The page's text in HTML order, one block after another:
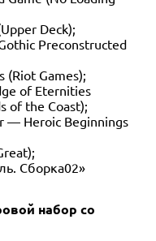
Deck);
Preconstructed
(Riot Games);
of Eternities
of the Coast);
— Heroic Beginnings
Сборка02»
набор со